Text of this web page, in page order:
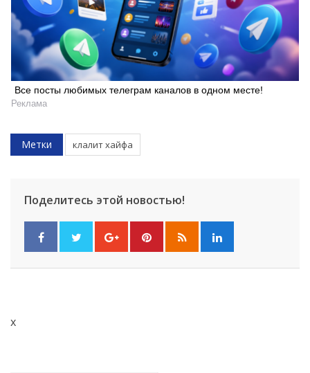
Искать
Все посты любимых телеграм каналов в одном месте!
Реклама
Метки клалит хайфа
Поделитесь этой новостью!
x